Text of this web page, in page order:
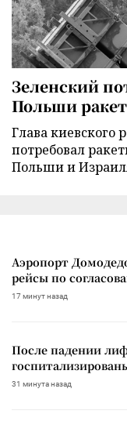
Зеленский
Польши
Глава
потребовал
Польши и
Аэропорт
рейсы по
17 минут назад
После падении
31 минута назад